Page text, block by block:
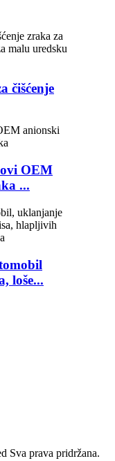
čišćenje
OEM
...
loše...
Sva prava pridržana.